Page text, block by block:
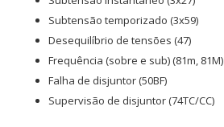
Subtensão temporizado (3x59)
Desequilíbrio de tensões (47)
Frequência (sobre e sub) (81m, 81M)
Falha de disjuntor (50BF)
Supervisão de disjuntor (74TC/CC)